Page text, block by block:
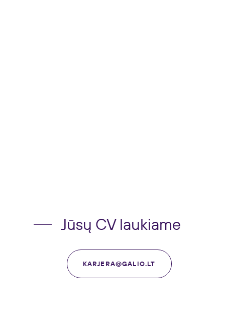
Jūsų CV laukiame
KARJERA@GALIO.LT